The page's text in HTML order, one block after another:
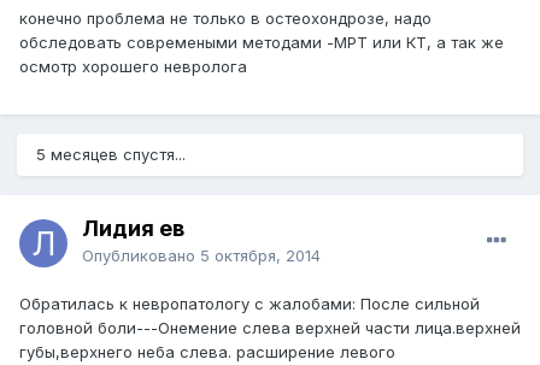
конечно проблема не только в остеохондрозе, надо
обследовать современыми методами -МРТ или КТ, а так же
осмотр хорошего невролога
5 месяцев спустя...
Лидия ев
Опубликовано 5 октября, 2014
Обратилась к невропатологу с жалобами: После сильной
головной боли---Онемение слева верхней части лица.верхней
губы,верхнего неба слева. расширение левого